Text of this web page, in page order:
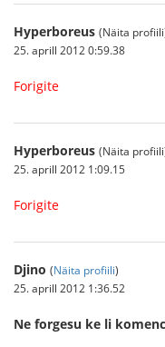
Hyperboreus (Näita
25. aprill 2012 0:59.38
Forigite
Hyperboreus (Näita
25. aprill 2012 1:09.15
Forigite
Djino (Näita profiili)
25. aprill 2012 1:36.52
Ne forgesu ke li